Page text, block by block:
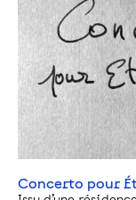
Concerto pour